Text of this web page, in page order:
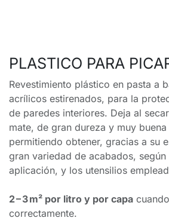
PLASTICO PARA
Revestimiento plástico en pasta a
acrílicos estirenados, para la
de paredes interiores. Deja al
mate, de gran dureza y muy
permitiendo obtener, gracias a su
gran variedad de acabados,
aplicación, y los utensilios
2 – 3 m² por litro y por capa
correctamente.